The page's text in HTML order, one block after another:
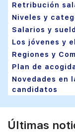
Retribución
Niveles y
Salarios y
Los jóvenes y
Regiones y
Plan de
Novedades en
candidatos
Últimas